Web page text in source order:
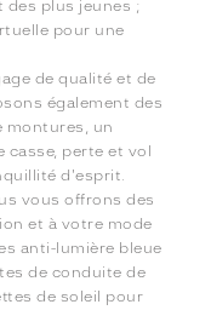
des plus jeunes ;
pour une
de qualité et de
également des
montures, un
casse, perte et vol
d'esprit.
vous offrons des
et à votre mode
anti-lumière bleue
de conduite de
de soleil pour